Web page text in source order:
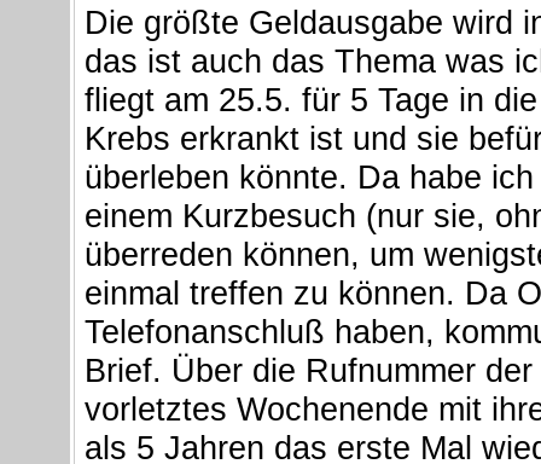
Die größte Geldausgabe wird
das ist auch das Thema was
fliegt am 25.5. für 5 Tage in
Krebs erkrankt ist und sie
überleben könnte. Da habe
einem Kurzbesuch (nur sie,
überreden können, um
einmal treffen zu können. Da
Telefonanschluß haben,
Brief. Über die Rufnummer
vorletztes Wochenende mit
als 5 Jahren das erste Mal